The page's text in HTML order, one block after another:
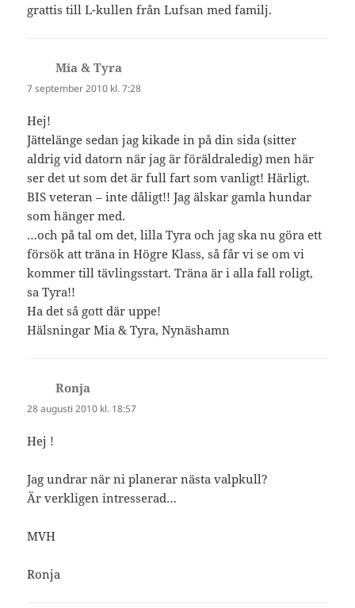
grattis till L-kullen från Lufsan med familj.
Mia & Tyra
7 september 2010 kl. 7:28
Hej!
Jättelänge sedan jag kikade in på din sida (sitter
aldrig vid datorn när jag är föräldraledig) men här
ser det ut som det är full fart som vanligt! Härligt.
BIS veteran – inte dåligt!! Jag älskar gamla hundar
som hänger med.
…och på tal om det, lilla Tyra och jag ska nu göra ett
försök att träna in Högre Klass, så får vi se om vi
kommer till tävlingsstart. Träna är i alla fall roligt,
sa Tyra!!
Ha det så gott där uppe!
Hälsningar Mia & Tyra, Nynäshamn
Ronja
28 augusti 2010 kl. 18:57
Hej !
Jag undrar när ni planerar nästa valpkull?
Är verkligen intresserad…
MVH
Ronja